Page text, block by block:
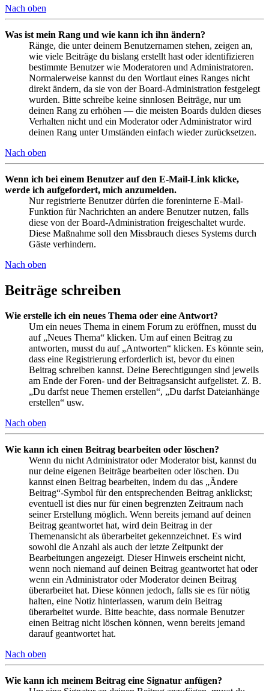
Nach oben
Was ist mein Rang und wie kann ich ihn ändern?
Ränge, die unter deinem Benutzernamen stehen, zeigen an,
wie viele Beiträge du bislang erstellt hast oder identifizieren
bestimmte Benutzer wie Moderatoren und Administratoren.
Normalerweise kannst du den Wortlaut eines Ranges nicht
direkt ändern, da sie von der Board-Administration festgelegt
wurden. Bitte schreibe keine sinnlosen Beiträge, nur um
deinen Rang zu erhöhen — die meisten Boards dulden dieses
Verhalten nicht und ein Moderator oder Administrator wird
deinen Rang unter Umständen einfach wieder zurücksetzen.
Nach oben
Wenn ich bei einem Benutzer auf den E-Mail-Link klicke,
werde ich aufgefordert, mich anzumelden.
Nur registrierte Benutzer dürfen die foreninterne E-Mail-
Funktion für Nachrichten an andere Benutzer nutzen, falls
diese von der Board-Administration freigeschaltet wurde.
Diese Maßnahme soll den Missbrauch dieses Systems durch
Gäste verhindern.
Nach oben
Beiträge schreiben
Wie erstelle ich ein neues Thema oder eine Antwort?
Um ein neues Thema in einem Forum zu eröffnen, musst du
auf „Neues Thema“ klicken. Um auf einen Beitrag zu
antworten, musst du auf „Antworten“ klicken. Es könnte sein,
dass eine Registrierung erforderlich ist, bevor du einen
Beitrag schreiben kannst. Deine Berechtigungen sind jeweils
am Ende der Foren- und der Beitragsansicht aufgelistet. Z. B.
„Du darfst neue Themen erstellen“, „Du darfst Dateianhänge
erstellen“ usw.
Nach oben
Wie kann ich einen Beitrag bearbeiten oder löschen?
Wenn du nicht Administrator oder Moderator bist, kannst du
nur deine eigenen Beiträge bearbeiten oder löschen. Du
kannst einen Beitrag bearbeiten, indem du das „Ändere
Beitrag“-Symbol für den entsprechenden Beitrag anklickst;
eventuell ist dies nur für einen begrenzten Zeitraum nach
seiner Erstellung möglich. Wenn bereits jemand auf deinen
Beitrag geantwortet hat, wird dein Beitrag in der
Themenansicht als überarbeitet gekennzeichnet. Es wird
sowohl die Anzahl als auch der letzte Zeitpunkt der
Bearbeitungen angezeigt. Dieser Hinweis erscheint nicht,
wenn noch niemand auf deinen Beitrag geantwortet hat oder
wenn ein Administrator oder Moderator deinen Beitrag
überarbeitet hat. Diese können jedoch, falls sie es für nötig
halten, eine Notiz hinterlassen, warum dein Beitrag
überarbeitet wurde. Bitte beachte, dass normale Benutzer
einen Beitrag nicht löschen können, wenn bereits jemand
darauf geantwortet hat.
Nach oben
Wie kann ich meinem Beitrag eine Signatur anfügen?